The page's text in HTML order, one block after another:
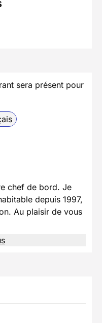
sera présent pour
chef de bord. Je
depuis 1997,
Au plaisir de vous